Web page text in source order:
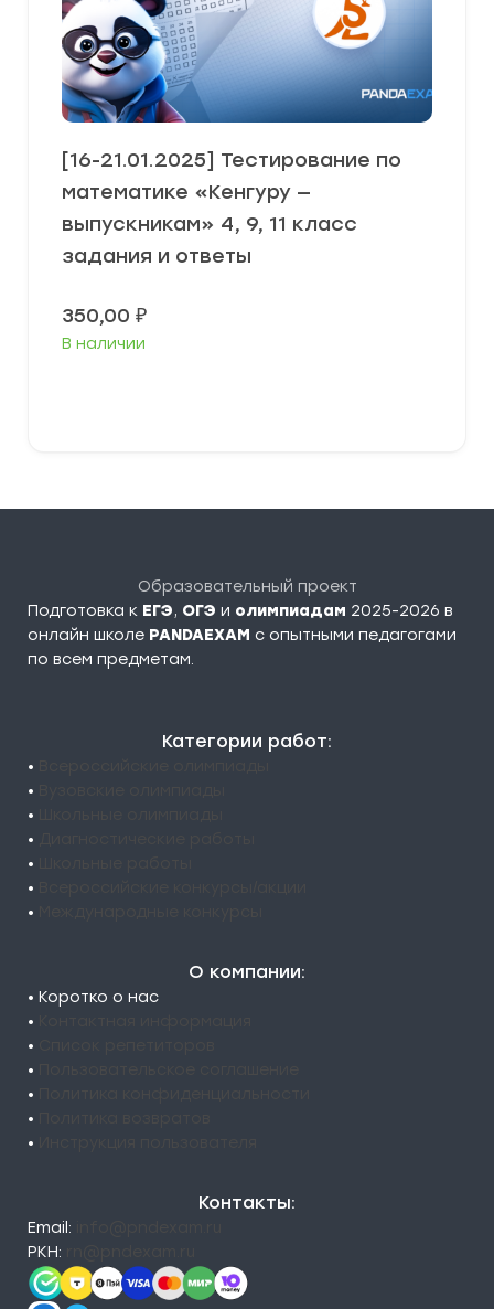
[16-21.01.2025] Тестирование по
математике «Кенгуру —
выпускникам» 4, 9, 11 класс
задания и ответы
350,00 ₽
В наличии
Образовательный проект
Подготовка к ЕГЭ, ОГЭ и олимпиадам 2025-2026 в
онлайн школе PANDAEXAM c опытными педагогами
по всем предметам.
Категории работ:
•
•
•
•
•
•
•
О компании:
• Коротко о нас
•
•
•
•
•
•
Контакты:
Email:
РКН: